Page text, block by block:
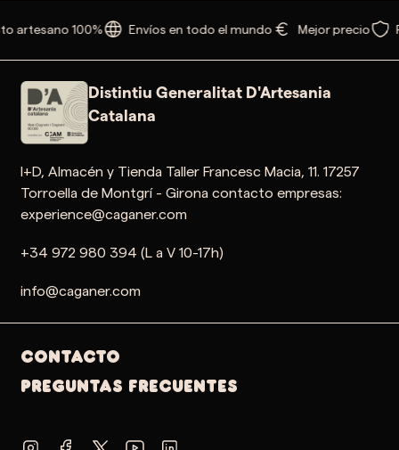
artesano 100% Envíos en todo el mundo Mejor precio
Distintiu Generalitat D'Artesania
Catalana
I+D, Almacén y Tienda Taller Francesc Macia, 11. 17257
Torroella de Montgrí - Girona contacto empresas:
experience@caganer.com
+34 972 980 394 (L a V 10-17h)
info@caganer.com
Contacto
PREGUNTAS FRECUENTES